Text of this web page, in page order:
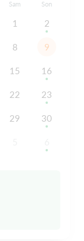
Sam Son
1 2
8 9
15 16
22 23
29 30